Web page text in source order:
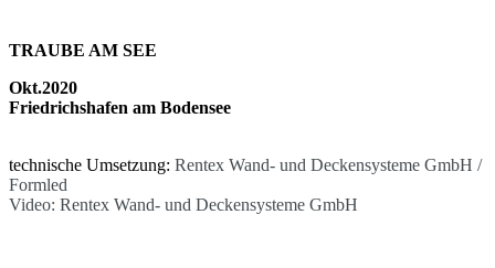
TRAUBE AM SEE
Okt.2020
Friedrichshafen am Bodensee
technische Umsetzung: Rentex Wand- und Deckensysteme GmbH /
Formled
Video: Rentex Wand- und Deckensysteme GmbH